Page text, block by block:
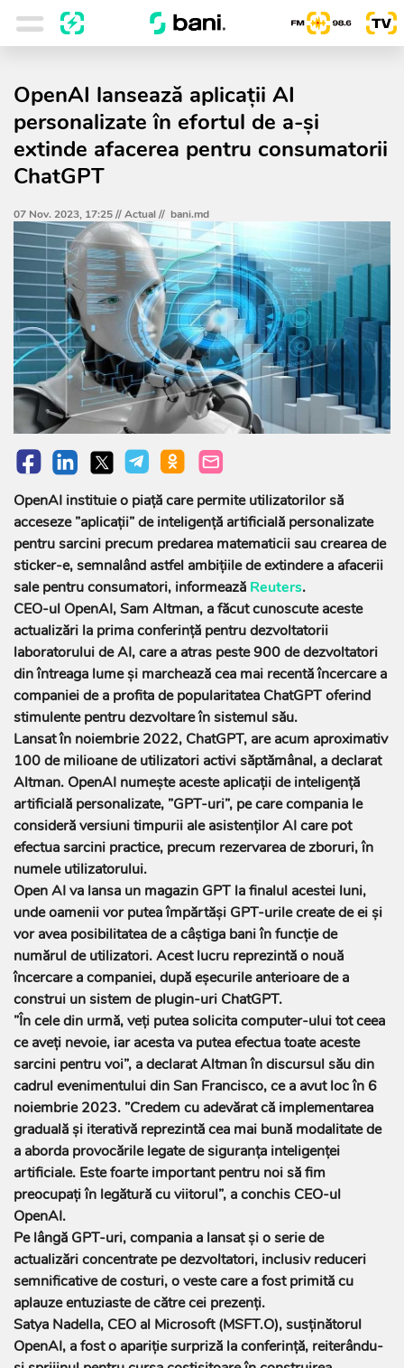
OpenAI lansează aplicaţii AI
personalizate în efortul de a-şi
extinde afacerea pentru consumatorii
ChatGPT
07 Nov. 2023, 17:25 //Actual// bani.md
OpenAI instituie o piaţă care permite utilizatorilor să
acceseze ”aplicaţii” de inteligenţă artificială personalizate
pentru sarcini precum predarea matematicii sau crearea de
sticker-e, semnalând astfel ambiţiile de extindere a afacerii
sale pentru consumatori, informează Reuters.
CEO-ul OpenAI, Sam Altman, a făcut cunoscute aceste
actualizări la prima conferinţă pentru dezvoltatorii
laboratorului de AI, care a atras peste 900 de dezvoltatori
din întreaga lume şi marchează cea mai recentă încercare a
companiei de a profita de popularitatea ChatGPT oferind
stimulente pentru dezvoltare în sistemul său.
Lansat în noiembrie 2022, ChatGPT, are acum aproximativ
100 de milioane de utilizatori activi săptămânal, a declarat
Altman. OpenAI numeşte aceste aplicaţii de inteligenţă
artificială personalizate, ”GPT-uri”, pe care compania le
consideră versiuni timpurii ale asistenţilor AI care pot
efectua sarcini practice, precum rezervarea de zboruri, în
numele utilizatorului.
Open AI va lansa un magazin GPT la finalul acestei luni,
unde oamenii vor putea împărtăşi GPT-urile create de ei şi
vor avea posibilitatea de a câştiga bani în funcţie de
numărul de utilizatori. Acest lucru reprezintă o nouă
încercare a companiei, după eşecurile anterioare de a
construi un sistem de plugin-uri ChatGPT.
”În cele din urmă, veţi putea solicita computer-ului tot ceea
ce aveţi nevoie, iar acesta va putea efectua toate aceste
sarcini pentru voi”, a declarat Altman în discursul său din
cadrul evenimentului din San Francisco, ce a avut loc în 6
noiembrie 2023. ”Credem cu adevărat că implementarea
graduală şi iterativă reprezintă cea mai bună modalitate de
a aborda provocările legate de siguranţa inteligenţei
artificiale. Este foarte important pentru noi să fim
preocupaţi în legătură cu viitorul”, a conchis CEO-ul
OpenAI.
Pe lângă GPT-uri, compania a lansat şi o serie de
actualizări concentrate pe dezvoltatori, inclusiv reduceri
semnificative de costuri, o veste care a fost primită cu
aplauze entuziaste de către cei prezenţi.
Satya Nadella, CEO al Microsoft (MSFT.O), susţinătorul
OpenAI, a fost o apariţie surpriză la conferinţă, reiterându-